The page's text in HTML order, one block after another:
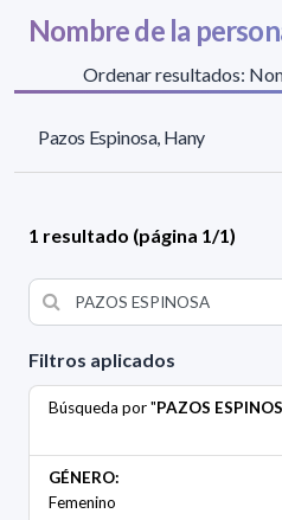
Filtros aplicados
Búsqueda por "PAZOS
GÉNERO:
Femenino
Nombre de la
Ordenar resultados:
Pazos Espinosa, Hany
1 resultado (página 1/1)